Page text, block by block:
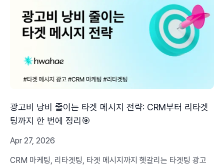
광고비 낭비 줄이는 타겟 메시지 전략: CRM부터 리타겟
팅까지 한 번에 정리🎯
Apr 27, 2026
CRM 마케팅, 리타겟팅, 타겟 메시지까지 헷갈리는 타겟팅 광고